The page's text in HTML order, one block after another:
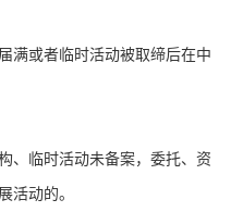
满或者临时活动被取缔后在中
、临时活动未备案，委托、资
活动的。